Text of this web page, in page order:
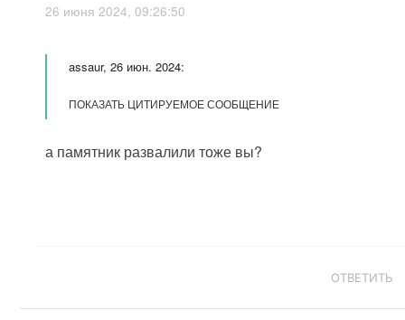
26 июня 2024, 09:26:50
assaur, 26 июн. 2024:
ПОКАЗАТЬ ЦИТИРУЕМОЕ СООБЩЕНИЕ
а памятник развалили тоже вы?
ОТВЕТИТЬ